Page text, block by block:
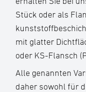
Stück oder als
mit glatter
oder KS-Flansch
Alle genannten
daher sowohl für